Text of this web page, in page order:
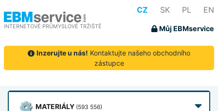
INTERNETOVÉ PRŮMYSLOVÉ TRŽIŠTĚ
CZ SK PL EN
Můj EBMservice
Inzerujte u nás! Kontaktujte našeho obchodního
zástupce
MATERIÁLY (593 556)